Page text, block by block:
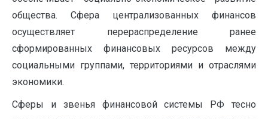
общества. Сфера централизованных финансов
осуществляет перераспределение ранее
сформированных финансовых ресурсов между
социальными группами, территориями и отраслями
экономики.
Сферы и звенья финансовой системы РФ тесно